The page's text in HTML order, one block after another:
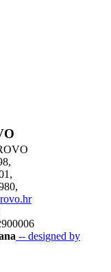
-- designed by